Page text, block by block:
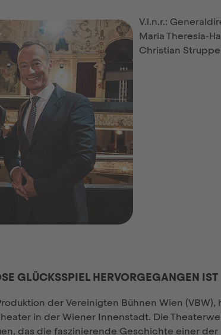
V.l.n.r.:
Maria Theresia-
Christian
GLÜCKSSPIEL HERVORGEGANGEN IST
der Vereinigten Bühnen Wien (VBW),
in der Wiener Innenstadt. Die
das die faszinierende Geschichte einer der